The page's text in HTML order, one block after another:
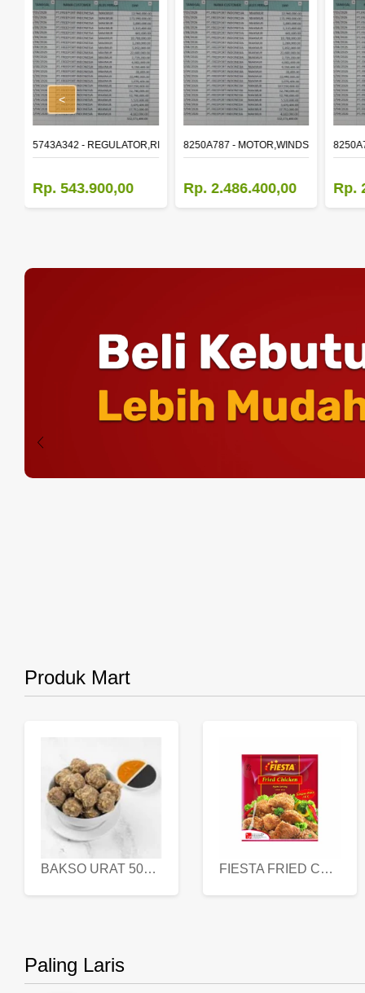
DOOR WINDOW,LH
5743A342 - REGULATOR,RR DOOR WINDOW,RH
Rp. 543.900,00
8250A787 - MOTOR,WINDSHIELD
Rp. 2.486.400,00 Rp.
<
Produk Mart
BAKSO URAT 500 GR FIESTA FRIED CHICKEN 500 GR
Paling Laris